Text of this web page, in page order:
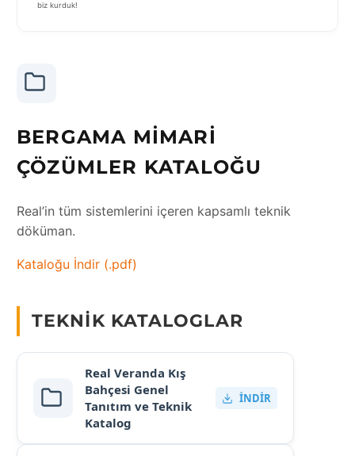
biz kurduk!
BERGAMA MIMARI
ÇÖZÜMLER KATALOĞU
Real’in tüm sistemlerini içeren kapsamlı teknik
döküman.
Kataloğu İndir (.pdf)
TEKNIK KATALOGLAR
Real Veranda Kış
Bahçesi Genel
Tanıtım ve Teknik
Katalog
İNDIR